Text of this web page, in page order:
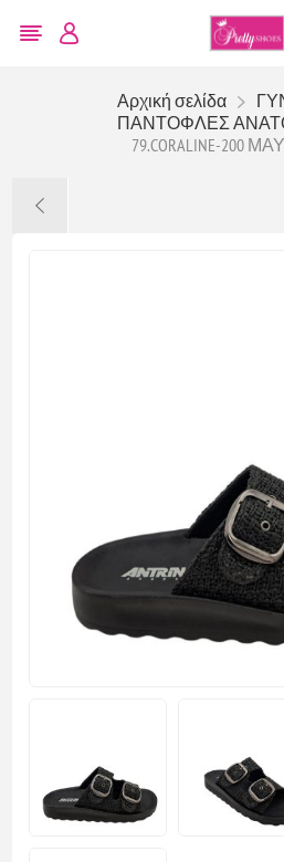
Αρχική σελίδα
ΠΑΝΤΟΦΛΕΣ
79.CORALINE-200